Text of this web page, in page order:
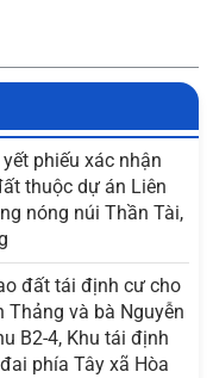
phiếu xác nhận
thuộc dự án Liên
nóng núi Thần Tài,
đất tái định cư cho
Thảng và bà Nguyễn
B2-4, Khu tái định
phía Tây xã Hòa